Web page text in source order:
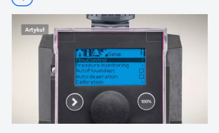
Artykuł